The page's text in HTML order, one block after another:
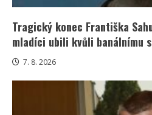
Tragický konec Františka
mladíci ubili kvůli banálnímu
7. 8. 2026